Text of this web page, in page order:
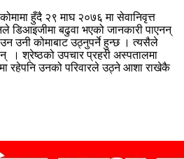
हुँदै २९ माघ २०७६ मा सेवानिवृत्त
डिआइजीमा बढुवा भएको जानकारी पाएनन्
उनी कोमाबाट उठ्नुपर्ने हुन्छ । त्यसैले
। श्रेष्ठको उपचार प्रहरी अस्पतालमा
रहेपनि उनको परिवारले उठ्ने आशा राखेकै